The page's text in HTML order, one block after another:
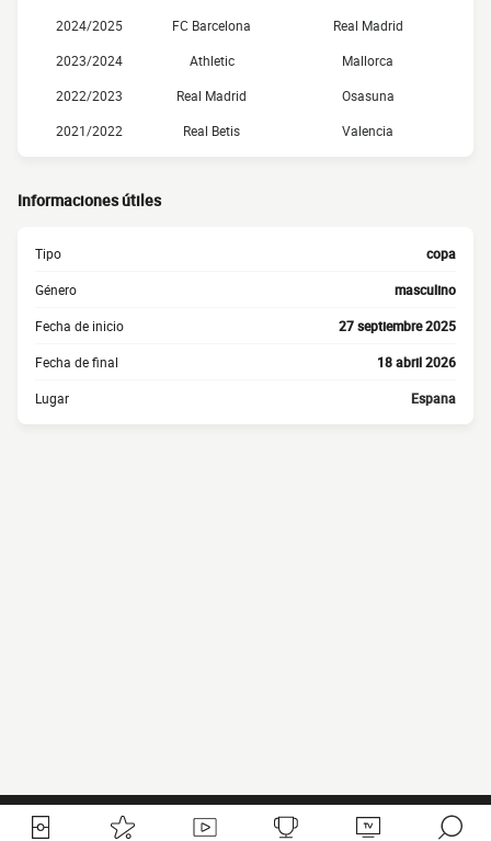
2024/2025
FC Barcelona
Real Madrid
2023/2024
Athletic
Mallorca
2022/2023
Real Madrid
Osasuna
2021/2022
Real Betis Valencia
Informaciones útiles
Tipo copa
Género masculino
Fecha de inicio 27 septiembre 2025
Fecha de final 18 abril 2026
Lugar Espana